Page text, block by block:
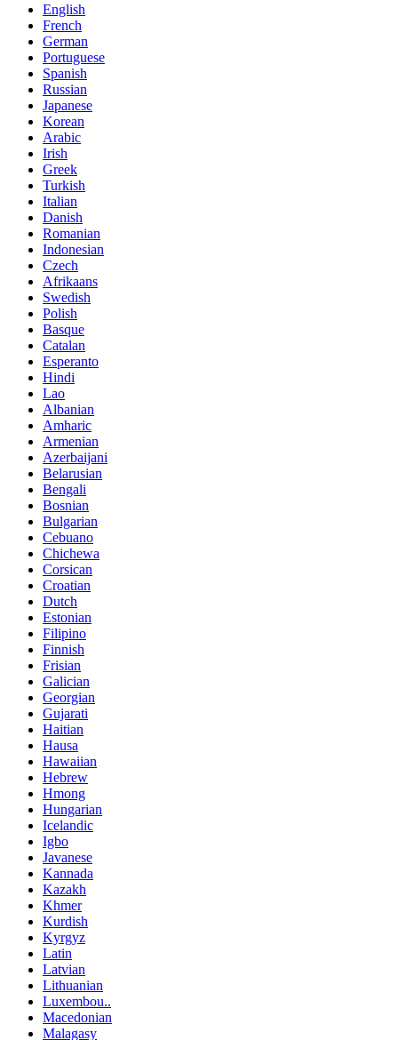
English
French
German
Portuguese
Spanish
Russian
Japanese
Korean
Arabic
Irish
Greek
Turkish
Italian
Danish
Romanian
Indonesian
Czech
Afrikaans
Swedish
Polish
Basque
Catalan
Esperanto
Hindi
Lao
Albanian
Amharic
Armenian
Azerbaijani
Belarusian
Bengali
Bosnian
Bulgarian
Cebuano
Chichewa
Corsican
Croatian
Dutch
Estonian
Filipino
Finnish
Frisian
Galician
Georgian
Gujarati
Haitian
Hausa
Hawaiian
Hebrew
Hmong
Hungarian
Icelandic
Igbo
Javanese
Kannada
Kazakh
Khmer
Kurdish
Kyrgyz
Latin
Latvian
Lithuanian
Luxembou..
Macedonian
Malagasy